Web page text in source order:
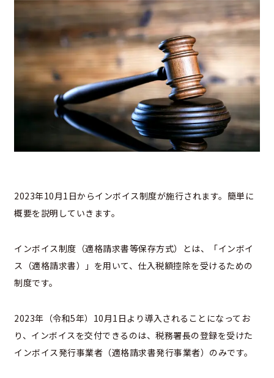
2023年10月1日からインボイス制度が施行されます。簡単に
概要を説明していきます。
インボイス制度（適格請求書等保存方式）とは、「インボイ
ス（適格請求書）」を用いて、仕入税額控除を受けるための
制度です。
2023年（令和5年）10月1日より導入されることになってお
り、インボイスを交付できるのは、税務署長の登録を受けた
インボイス発行事業者（適格請求書発行事業者）のみです。